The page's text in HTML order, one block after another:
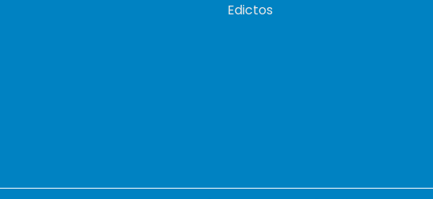
Edictos